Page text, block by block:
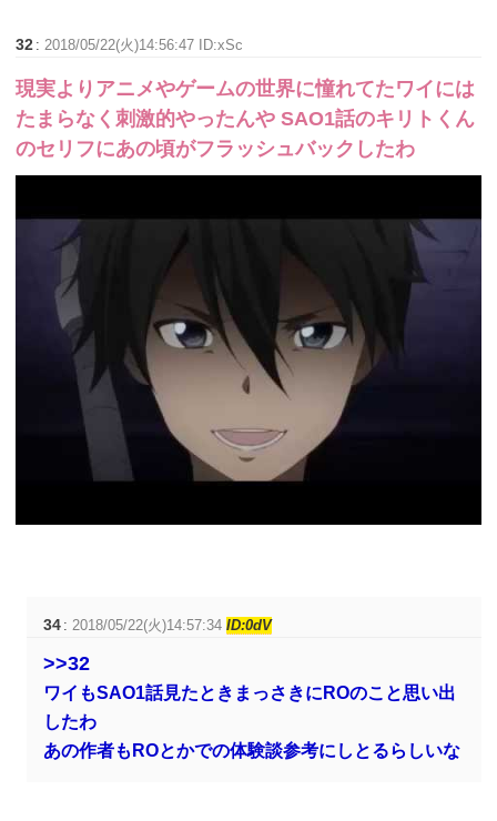
32 :2018/05/22(火)14:56:47 ID:xSc
現実よりアニメやゲームの世界に憧れてたワイには
たまらなく刺激的やったんや SAO1話のキリトくん
のセリフにあの頃がフラッシュバックしたわ
34 : 2018/05/22(火)14:57:34ID:0dV
>>32
ワイもSAO1話見たときまっさきにROのこと思い出
したわ
あの作者もROとかでの体験談参考にしとるらしいな